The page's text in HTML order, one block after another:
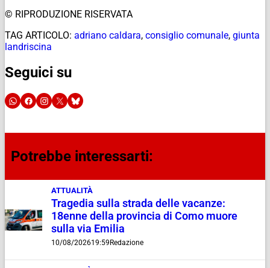
© RIPRODUZIONE RISERVATA
TAG ARTICOLO: adriano caldara, consiglio comunale, giunta
landriscina
Seguici su
Potrebbe interessarti:
ATTUALITÀ
Tragedia sulla strada delle vacanze:
18enne della provincia di Como muore
sulla via Emilia
10/08/202619:59 Redazione